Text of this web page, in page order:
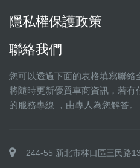
隱私權保護政策
聯絡我們
您可以透過下面的表格填寫聯絡
將隨時更新優質車商資訊，若
的服務專線 ，由專人為您解答。
244-55 新北市林口區三民路